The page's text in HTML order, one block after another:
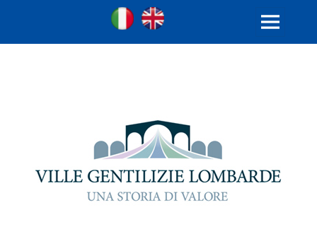
Ville Gentilizie Lombarde
Ita
MENU